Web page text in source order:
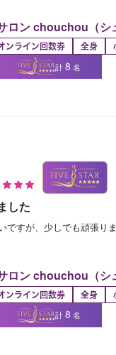
ロン chouchou（シ
ンライン回数券 全身
計 8 名
した
ですが、少しでも頑張り
ロン chouchou（シ
ンライン回数券 全身
計 8 名